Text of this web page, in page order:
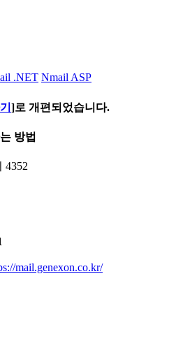
.NET Nmail ASP
]로 개편되었습니다.
방법
4352
mail.genexon.co.kr/